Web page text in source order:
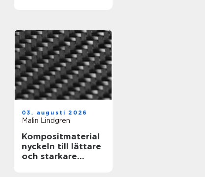
03. augusti 2026
Malin Lindgren
Kompositmaterial
nyckeln till lättare
och starkare